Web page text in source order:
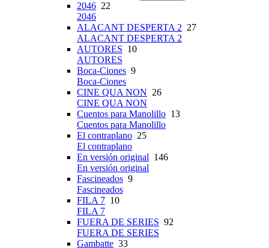
2046 22
2046
ALACANT DESPERTA 2 27
ALACANT DESPERTA 2
AUTORES 10
AUTORES
Boca-Ciones 9
Boca-Ciones
CINE QUA NON 26
CINE QUA NON
Cuentos para Manolillo 13
Cuentos para Manolillo
El contraplano 25
El contraplano
En versión original 146
En versión original
Fascineados 9
Fascineados
FILA 7 10
FILA 7
FUERA DE SERIES 92
FUERA DE SERIES
Gambatte 33